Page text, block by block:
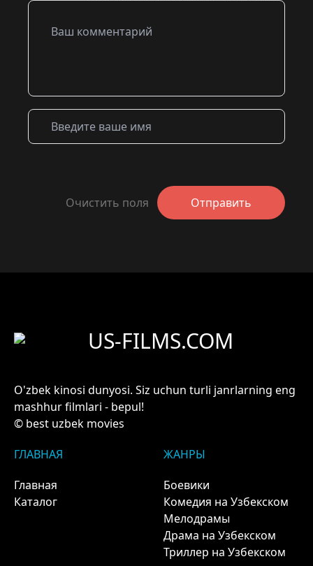
Очистить поля Отправить
US-FILMS.COM
O'zbek kinosi dunyosi. Siz uchun turli janrlarning eng
mashhur filmlari - bepul!
© best uzbek movies
ГЛАВНАЯ
Главная
Каталог
ЖАНРЫ
Боевики
Комедия на Узбекском
Мелодрамы
Драма на Узбекском
Триллер на Узбекском